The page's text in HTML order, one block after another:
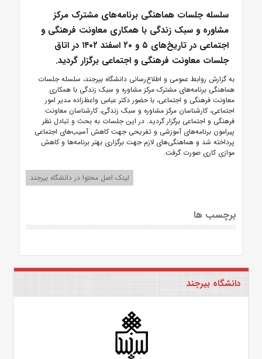
سلسله جلسات هماهنگی برنامه‌های مشترک مرکز
مشاوره و سبک زندگی با همکاری معاونت فرهنگی و
اجتماعی در تاریخ‌های ۵ و ۲۰ اسفند ۱۴۰۲ در اتاق
جلسات معاونت فرهنگی و اجتماعی برگزار گردید.
به گزارش روابط عمومی و اطلاع‌رسانی دانشگاه بیرجند، سلسله جلسات
هماهنگی برنامه‌های مشترک مرکز مشاوره و سبک زندگی با همکاری
معاونت فرهنگی و اجتماعی، با حضور دکتر عباس واعظ‌زاده مدیر امور
اجتماعی، کارشناسان مرکز مشاوره و سبک زندگی، کارشناسان معاونت
فرهنگی و اجتماعی برگزار گردید. در این جلسات به بحث و تبادل نظر
پیرامون برنامه‌های آموزشی و تفریحی جهت کاهش آسیب‌های اجتماعی
پرداخته شد و هماهنگی‌های لازم جهت برگزاری بهتر برنامه‌ها و کاهش
موازی کاری صورت گرفت.
لینک اصل محتوا در دانشگاه بیرجند
برچسب ها
دانشگاه بیرجند